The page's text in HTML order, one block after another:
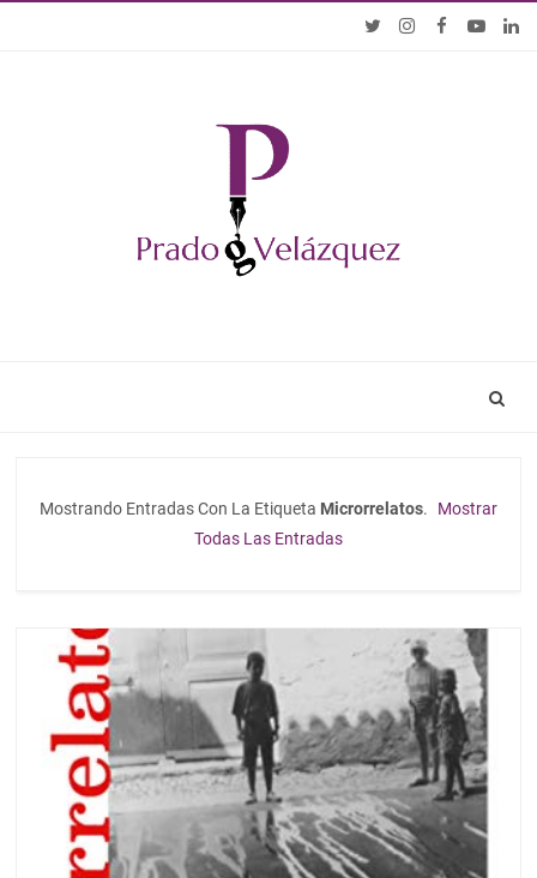
Mostrando Entradas Con La Etiqueta Microrrelatos.
Mostrar
Todas Las Entradas